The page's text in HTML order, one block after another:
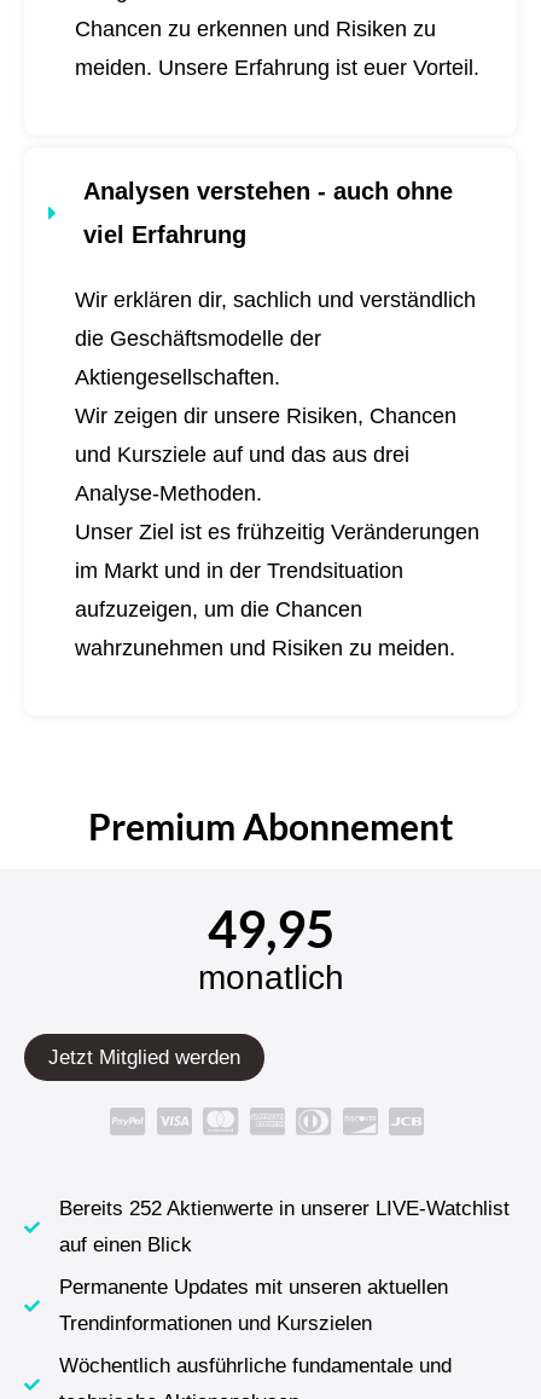
Chancen zu erkennen und Risiken zu
meiden. Unsere Erfahrung ist euer Vorteil.
Analysen verstehen - auch ohne
viel Erfahrung
Wir erklären dir, sachlich und verständlich
die Geschäftsmodelle der
Aktiengesellschaften.
Wir zeigen dir unsere Risiken, Chancen
und Kursziele auf und das aus drei
Analyse-Methoden.
Unser Ziel ist es frühzeitig Veränderungen
im Markt und in der Trendsituation
aufzuzeigen, um die Chancen
wahrzunehmen und Risiken zu meiden.
Premium Abonnement
49,95
monatlich
Jetzt Mitglied werden
Bereits 252 Aktienwerte in unserer LIVE-Watchlist
auf einen Blick
Permanente Updates mit unseren aktuellen
Trendinformationen und Kurszielen
Wöchentlich ausführliche fundamentale und